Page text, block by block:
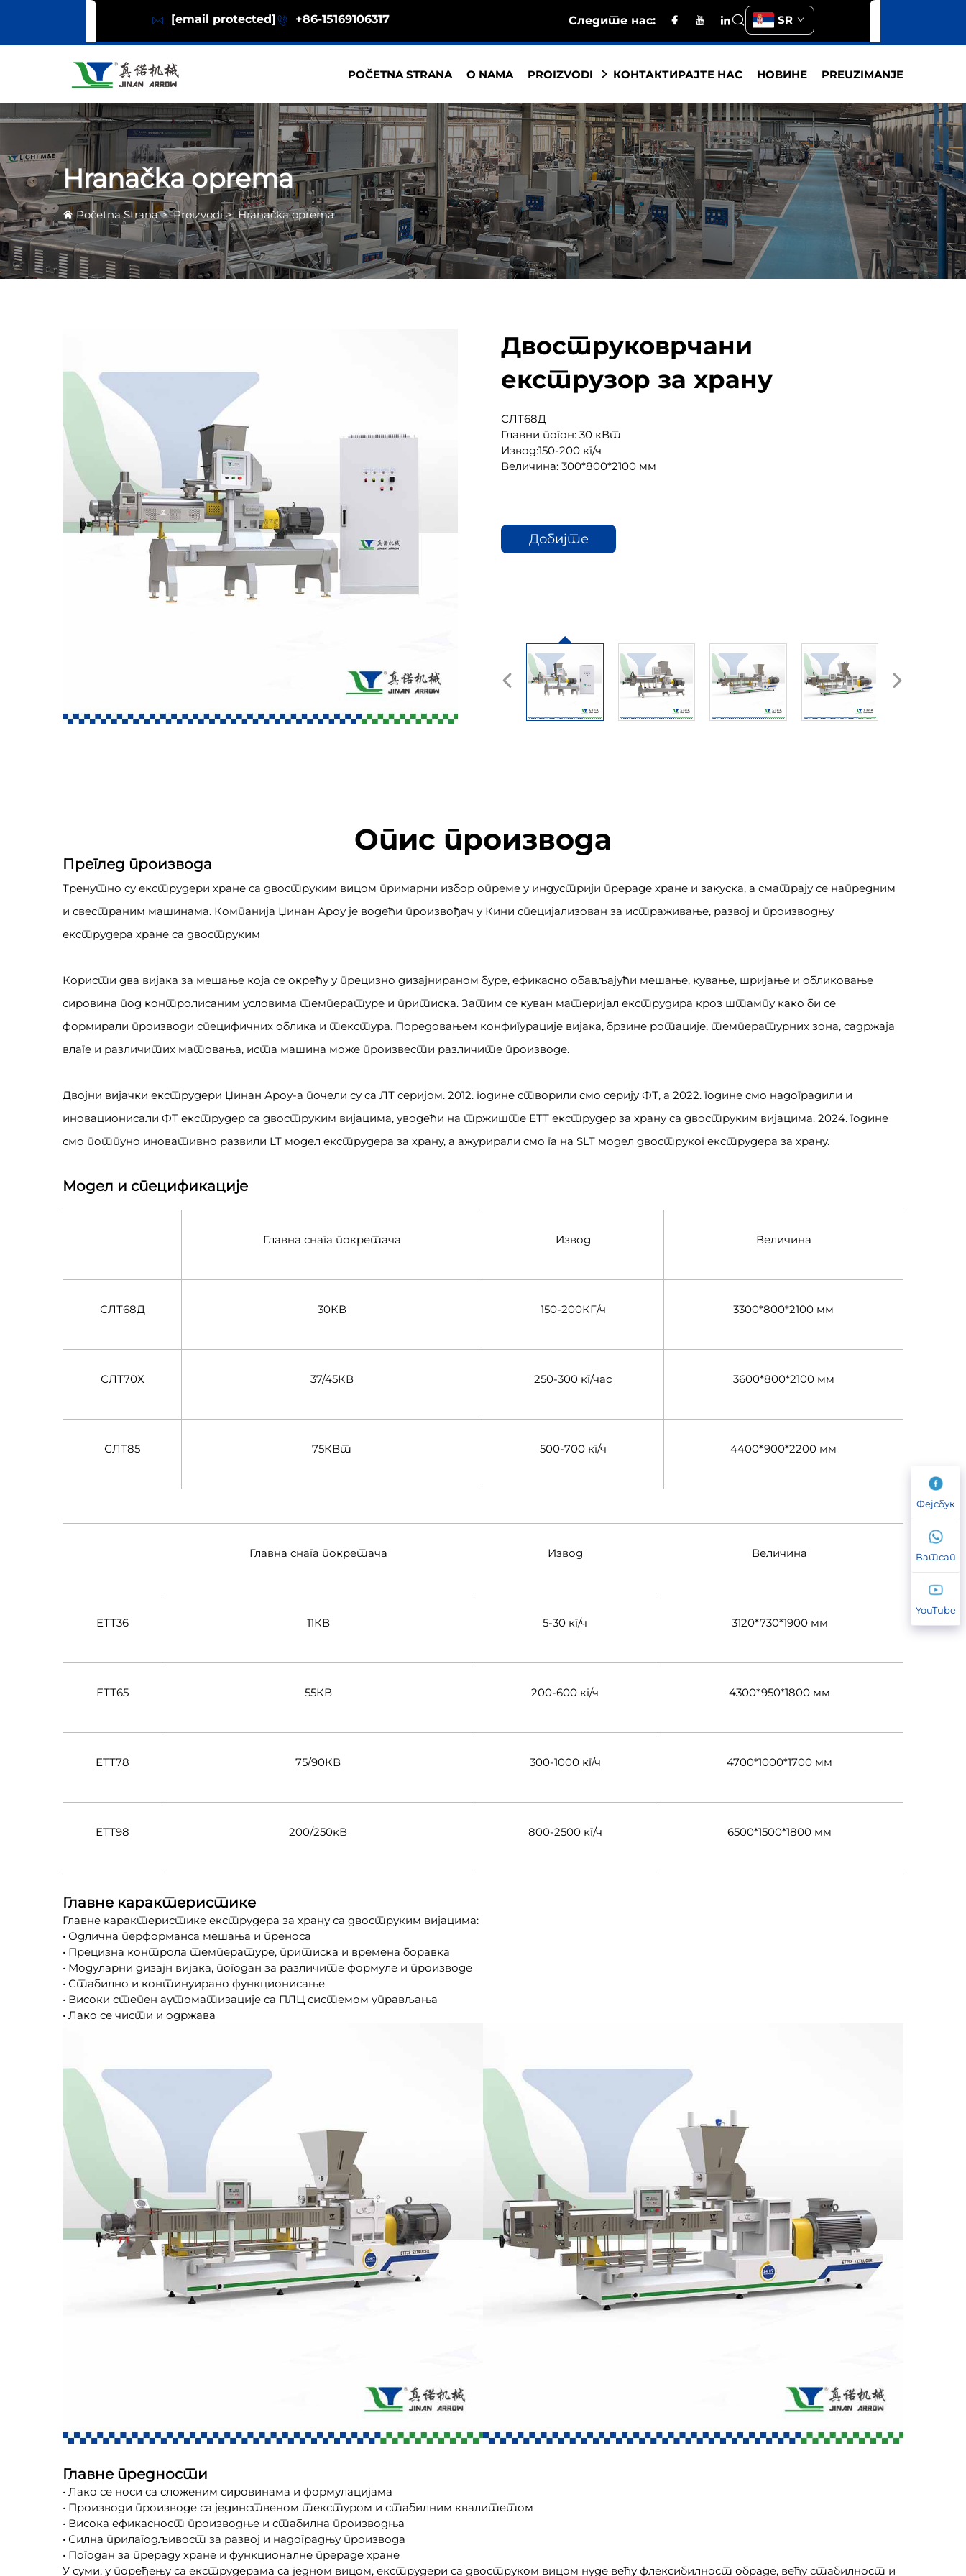
[email protected] +86-15169106317 Следите нас: SR
POČETNA STRANA O NAMA PROIZVODI КОНТАКТИРАЈТЕ НАС НОВИНЕ PREUZIMANJE
Hranačka oprema
Početna Strana>Proizvodi>Hranačka oprema
Двоструковрчани
екструзор за храну
СЛТ68Д
Главни погон: 30 кВт
Извод:150-200 кг/ч
Величина: 300*800*2100 мм
Добијте
Опис производа
Преглед производа
Тренутно су екструдери хране са двоструким вицом примарни избор опреме у индустрији прераде хране и закуска, а сматрају се напредним
и свестраним машинама. Компанија Џинан Ароу је водећи произвођач у Кини специјализован за истраживање, развој и производњу
екструдера хране са двоструким
Користи два вијака за мешање која се окрећу у прецизно дизајнираном буре, ефикасно обављајући мешање, кување, шријање и обликовање
сировина под контролисаним условима температуре и притиска. Затим се куван материјал екструдира кроз штампу како би се
формирали производи специфичних облика и текстура. Поредовањем конфигурације вијака, брзине ротације, температурних зона, садржаја
влаге и различитих матовања, иста машина може произвести различите производе.
Двојни вијачки екструдери Џинан Ароу-а почели су са ЛТ серијом. 2012. године створили смо серију ФТ, а 2022. године смо надоградили и
иновационисали ФТ екструдер са двоструким вијацима, уводећи на тржиште ЕТТ екструдер за храну са двоструким вијацима. 2024. године
смо потпуно иновативно развили LT модел екструдера за храну, а ажурирали смо га на SLT модел двоструког екструдера за храну.
Модел и спецификације
Главна снага покретача Извод Величина
СЛТ68Д 30КВ 150-200КГ/ч 3300*800*2100 мм
СЛТ70Х 37/45КВ 250-300 кг/час 3600*800*2100 мм
СЛТ85 75КВт 500-700 кг/ч 4400*900*2200 мм
Главна снага покретача Извод Величина
ЕТТ36 11КВ 5-30 кг/ч 3120*730*1900 мм
ЕТТ65 55КВ 200-600 кг/ч 4300*950*1800 мм
ЕТТ78 75/90КВ 300-1000 кг/ч 4700*1000*1700 мм
ЕТТ98 200/250кВ 800-2500 кг/ч 6500*1500*1800 мм
Главне карактеристике
Главне карактеристике екструдера за храну са двоструким вијацима:
• Одлична перформанса мешања и преноса
• Прецизна контрола температуре, притиска и времена боравка
• Модуларни дизајн вијака, погодан за различите формуле и производе
• Стабилно и континуирано функционисање
• Високи степен аутоматизације са ПЛЦ системом управљања
• Лако се чисти и одржава
Главне предности
• Лако се носи са сложеним сировинама и формулацијама
• Производи производе са јединственом текстуром и стабилним квалитетом
• Висока ефикасност производње и стабилна производња
• Силна прилагодљивост за развој и надоградњу производа
• Погодан за прераду хране и функционалне прераде хране
У суми, у поређењу са екструдерама са једном вицом, екструдери са двоструком вицом нуде већу флексибилност обраде, већу стабилност и
Фејсбук
Ватсап
YouTube